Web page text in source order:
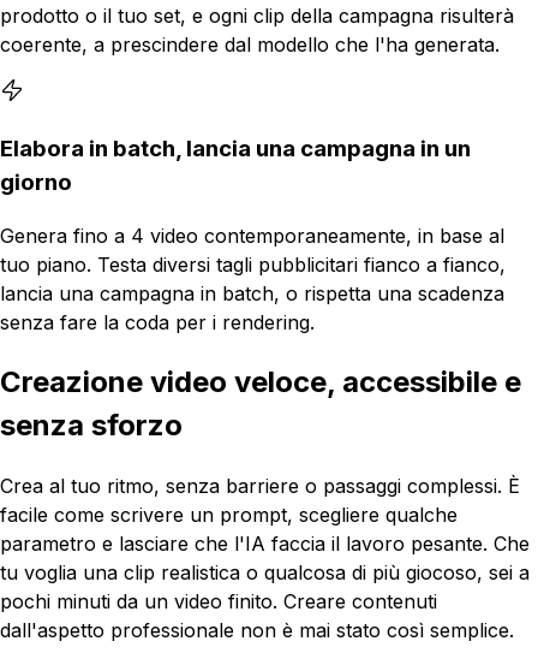
prodotto o il tuo set, e ogni clip della campagna risulterà
coerente, a prescindere dal modello che l'ha generata.
Elabora in batch, lancia una campagna in un
giorno
Genera fino a 4 video contemporaneamente, in base al
tuo piano. Testa diversi tagli pubblicitari fianco a fianco,
lancia una campagna in batch, o rispetta una scadenza
senza fare la coda per i rendering.
Creazione video veloce, accessibile e
senza sforzo
Crea al tuo ritmo, senza barriere o passaggi complessi. È
facile come scrivere un prompt, scegliere qualche
parametro e lasciare che l'IA faccia il lavoro pesante. Che
tu voglia una clip realistica o qualcosa di più giocoso, sei a
pochi minuti da un video finito. Creare contenuti
dall'aspetto professionale non è mai stato così semplice.